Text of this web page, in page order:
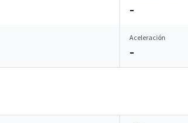
–
Aceleración
–